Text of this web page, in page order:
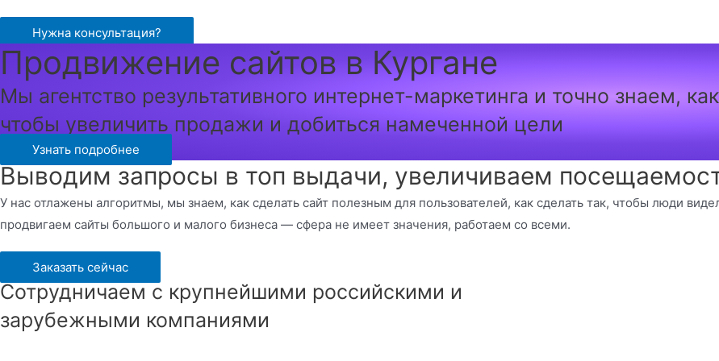
содержимому
Нужна консультация?
Продвижение сайтов в Кургане
Мы агентство результативного интернет-маркетинга и точно знаем,
чтобы увеличить продажи и добиться намеченной цели
Узнать подробнее
Выводим запросы в топ выдачи, увеличиваем
У нас отлажены алгоритмы, мы знаем, как сделать сайт полезным для пользователей, как сделать так, чтобы люди
продвигаем сайты большого и малого бизнеса — сфера не имеет значения, работаем со всеми.
Заказать сейчас
Сотрудничаем с крупнейшими российскими и
зарубежными компаниями